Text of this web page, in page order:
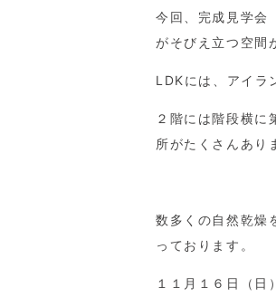
今回、完成見学会
がそびえ立つ空間
LDKには、アイラ
２階には階段横に
所がたくさんあり
数多くの自然乾燥
っております。
１１月１６日（日